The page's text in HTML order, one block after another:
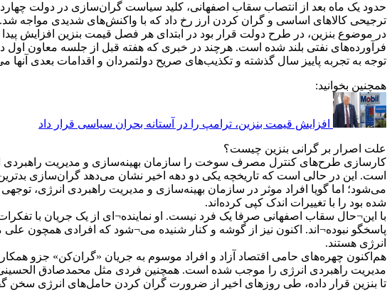
ترجیحی کالاهای اساسی و گران کردن ارز رخ داد که با واکنش‌های شدیدی مواجه شد.
در موضوع بنزین، در طرح دولت قرار بود در ابتدای هر فصل قیمت بنزین افزایش
فرآورده‌های نفتی بلند شده است. هرچند در خبری که هفته قبل از جلسه معاون اول
توجه به تجربه پاییز سال گذشته و تکذیب‌های صریح دولتمردان و اقدامات بعدی
همچنین بخوانید:
افزایش قیمت بنزین، ترامپ را در آستانه بحران سیاسی قرار داد
علت اصرار بر گرانی بنزین چیست؟
کارسازی طرح‌های کنترل مصرف سوخت را سازمان بهینه‌سازی و مدیریت راهبردی
است. این در حالی است که تاریخچه یکی دو دهه اخیر نشان می‌دهد گران‌سازی
می‌شود؛ اما گویا افراد موثر در سازمان بهینه‌سازی و مدیریت راهبردی انرژی،
شده بود را با تغییرات اندک کپی کرده‌اند.
با این¬حال سقاب اصفهانی صرفا یک فرد نیست. او نماینده¬ای از یک جریان با
پاسخگو نبوده¬اند. اکنون نیز از گوشه و کنار شنیده می¬شود که افرادی همچون
انرژی هستند.
هم‌اکنون چهره‌های حامی اقتصاد آزاد و افراد موسوم به جریان «گران‌کن» جزو
مدیریت راهبردی انرژی را موجب شده است. همچنین فردی مثل محمدصادق
تا بنزین قرار داده، طی روزهای اخیر از ضرورت گران کردن حامل‌های انرژی سخن